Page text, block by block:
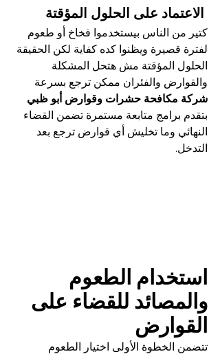
كتير من الناس بيستخدموا فخاخ أو طعوم
لفترة قصيرة ويظنوا كده كفاية لكن الحقيقة
الحلول المؤقتة مش هتحل المشكلة
والقوارض والفئران ممكن ترجع بسرعة
شركة مكافحة حشرات وقوارض أبو ظبي
بتقدم برامج متابعة مستمرة تضمن القضاء
النهائي وما تخليش أي قوارض ترجع بعد
التدخل.
استخدام الطعوم
والمصائد للقضاء على
القوارض
تتضمن الخطوة الأولى اختيار الطعوم